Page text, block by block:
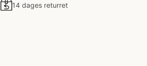
14 dages returret